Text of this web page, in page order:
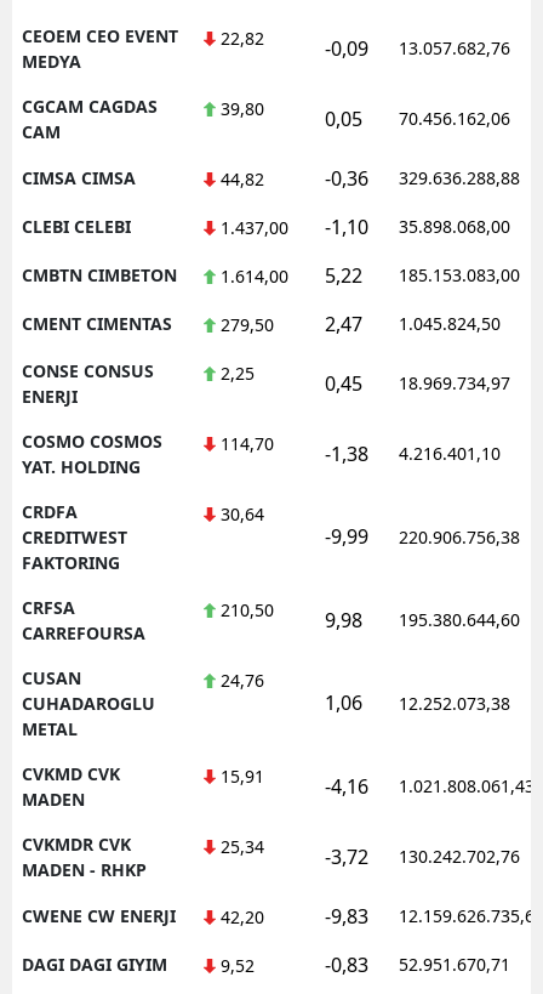
CEOEM CEO EVENT
MEDYA
22,82 -0,09 13.057.682,76
CGCAM CAGDAS
CAM
39,80 0,05 70.456.162,06
CIMSA CIMSA 44,82 -0,36 329.636.288,88
CLEBI CELEBI 1.437,00 -1,10 35.898.068,00
CMBTN CIMBETON 1.614,00 5,22 185.153.083,00
CMENT CIMENTAS 279,50 2,47 1.045.824,50
CONSE CONSUS
ENERJI
2,25 0,45 18.969.734,97
COSMO COSMOS
YAT. HOLDING
114,70 -1,38 4.216.401,10
CRDFA
CREDITWEST
FAKTORING
30,64
-9,99 220.906.756,38
CRFSA
CARREFOURSA
210,50 9,98 195.380.644,60
CUSAN
CUHADAROGLU
METAL
24,76
1,06 12.252.073,38
CVKMD CVK
MADEN
15,91 -4,16 1.021.808.061,43
CVKMDR CVK
MADEN - RHKP
25,34 -3,72 130.242.702,76
CWENE CW ENERJI 42,20 -9,83 12.159.626.735,62
DAGI DAGI GIYIM 9,52 -0,83 52.951.670,71